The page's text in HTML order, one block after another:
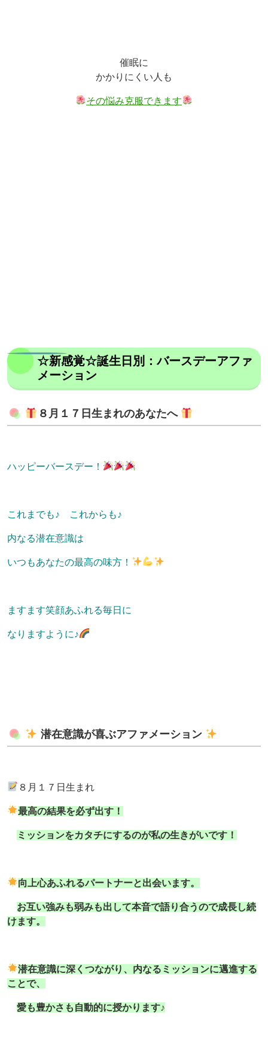
催眠に
かかりにくい人も
その悩み克服できます
☆新感覚☆誕生日別：バースデーアファ
メーション
８月１７日生まれのあなたへ
ハッピーバースデー！
これまでも♪ これからも♪
内なる潜在意識は
いつもあなたの最高の味方！
ますます笑顔あふれる毎日に
なりますように♪
潜在意識が喜ぶアファメーション
８月１７日生まれ
最高の結果を必ず出す！
ミッションをカタチにするのが私の生きがいです！
向上心あふれるパートナーと出会います。
お互い強みも弱みも出して本音で語り合うので成長し続
けます。
潜在意識に深くつながり、内なるミッションに邁進する
ことで、
愛も豊かさも自動的に授かります♪